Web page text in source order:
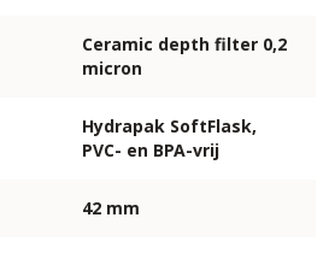
Ceramic depth filter 0,2
micron
Hydrapak SoftFlask,
PVC- en BPA-vrij
42 mm